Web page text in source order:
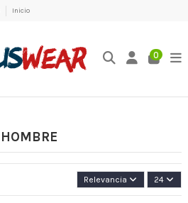
Inicio
0
HOMBRE
Relevancia 24